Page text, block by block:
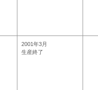
2001年3月
生産終了